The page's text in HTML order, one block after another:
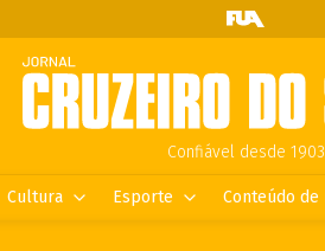
Confiável desde
Cultura Esporte Conteúdo de